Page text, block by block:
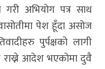
गरी अभियोग पत्र साथ
पेश हूँदा असोज
पुर्पक्षको लागी
राख्ने आदेश भएकोमा दुवै